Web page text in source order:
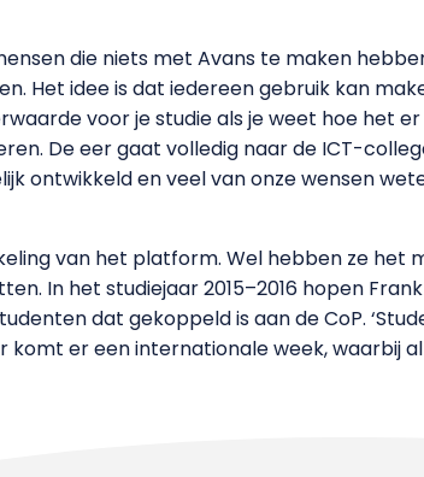
die niets met Avans te maken
Het idee is dat iedereen gebruik kan
voor je studie als je weet hoe het
De eer gaat volledig naar de ICT-
ontwikkeld en veel van onze wensen
van het platform. Wel hebben ze het
In het studiejaar 2015–2016 hopen
dat gekoppeld is aan de CoP.
komt er een internationale week, waarbij